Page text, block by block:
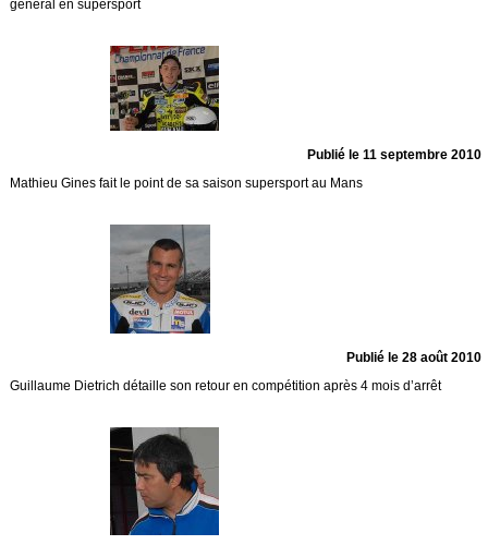
général en supersport
Publié le 11 septembre 2010
Mathieu Gines fait le point de sa saison supersport au Mans
Publié le 28 août 2010
Guillaume Dietrich détaille son retour en compétition après 4 mois d’arrêt